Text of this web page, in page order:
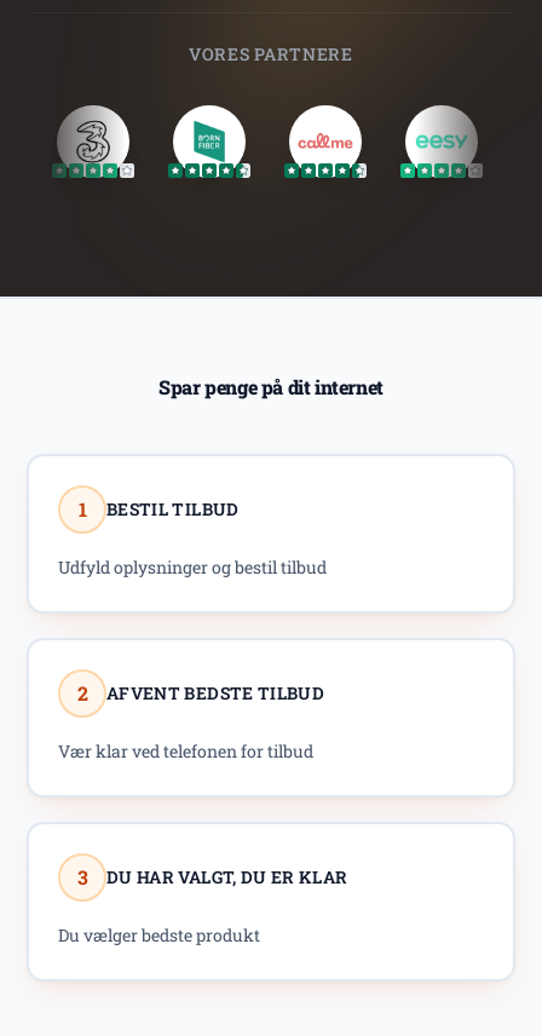
VORES PARTNERE
Spar penge på dit internet
1 BESTIL TILBUD
Udfyld oplysninger og bestil tilbud
2 AFVENT BEDSTE TILBUD
Vær klar ved telefonen for tilbud
3 DU HAR VALGT, DU ER KLAR
Du vælger bedste produkt